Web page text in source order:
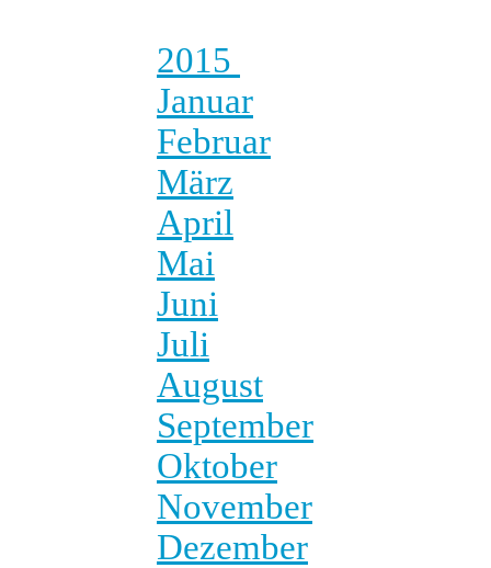
2015
Januar
Februar
März
April
Mai
Juni
Juli
August
September
Oktober
November
Dezember